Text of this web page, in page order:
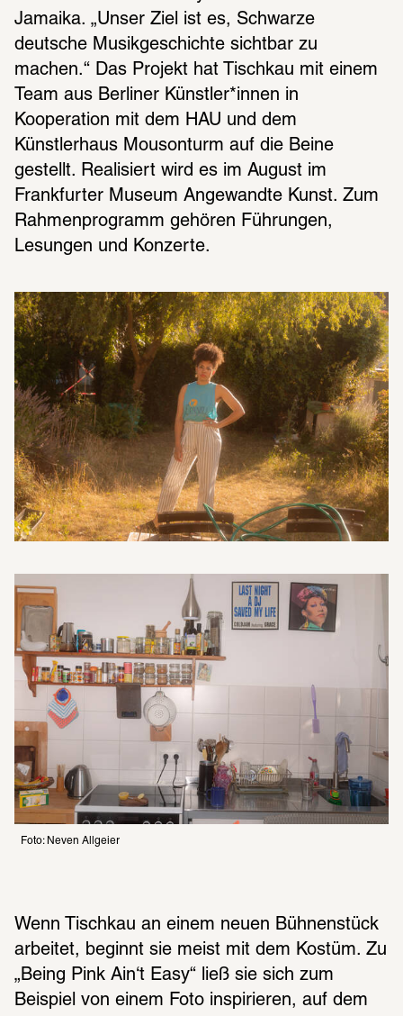
Jamaika. „Unser Ziel ist es, Schwarze
deutsche Musikgeschichte sichtbar zu
machen.“ Das Projekt hat Tischkau mit einem
Team aus Berliner Künstler*innen in
Kooperation mit dem HAU und dem
Künstlerhaus Mousonturm auf die Beine
gestellt. Realisiert wird es im August im
Frankfurter Museum Angewandte Kunst. Zum
Rahmenprogramm gehören Führungen,
Lesungen und Konzerte.
Foto: Neven Allgeier
Wenn Tischkau an einem neuen Bühnenstück
arbeitet, beginnt sie meist mit dem Kostüm. Zu
„Being Pink Ain‘t Easy“ ließ sie sich zum
Beispiel von einem Foto inspirieren, auf dem